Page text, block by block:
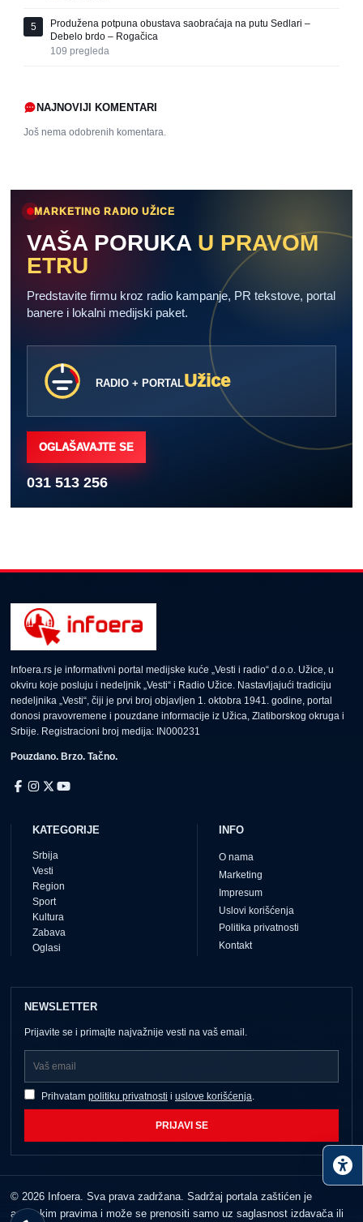
5
Produžena potpuna obustava saobraćaja na putu Sedlari –
Debelo brdo – Rogačica
109 pregleda
NAJNOVIJI KOMENTARI
Još nema odobrenih komentara.
MARKETING RADIO UŽICE
VAŠA PORUKA U PRAVOM
ETRU
Predstavite firmu kroz radio kampanje, PR tekstove, portal
banere i lokalni medijski paket.
RADIO + PORTALUžice
OGLAŠAVAJTE SE
031 513 256
Infoera.rs je informativni portal medijske kuće „Vesti i radio“ d.o.o. Užice, u
okviru koje posluju i nedeljnik „Vesti“ i Radio Užice. Nastavljajući tradiciju
nedeljnika „Vesti“, čiji je prvi broj objavljen 1. oktobra 1941. godine, portal
donosi pravovremene i pouzdane informacije iz Užica, Zlatiborskog okruga i
Srbije. Registracioni broj medija: IN000231
Pouzdano. Brzo. Tačno.
KATEGORIJE
Srbija
Vesti
Region
Sport
Kultura
Zabava
Oglasi
INFO
O nama
Marketing
Impresum
Uslovi korišćenja
Politika privatnosti
Kontakt
NEWSLETTER
Prijavite se i primajte najvažnije vesti na vaš email.
Prihvatam politiku privatnosti i uslove korišćenja
PRIJAVI SE
© 2026 Infoera. Sva prava zadržana. Sadržaj portala zaštićen je
autorskim pravima i može se prenositi samo uz saglasnost izdavača ili